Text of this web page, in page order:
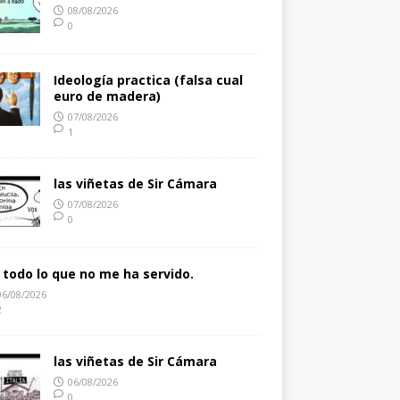
08/08/2026
0
Ideología practica (falsa cual
euro de madera)
07/08/2026
1
las viñetas de Sir Cámara
07/08/2026
0
todo lo que no me ha servido.
08/2026
las viñetas de Sir Cámara
06/08/2026
0